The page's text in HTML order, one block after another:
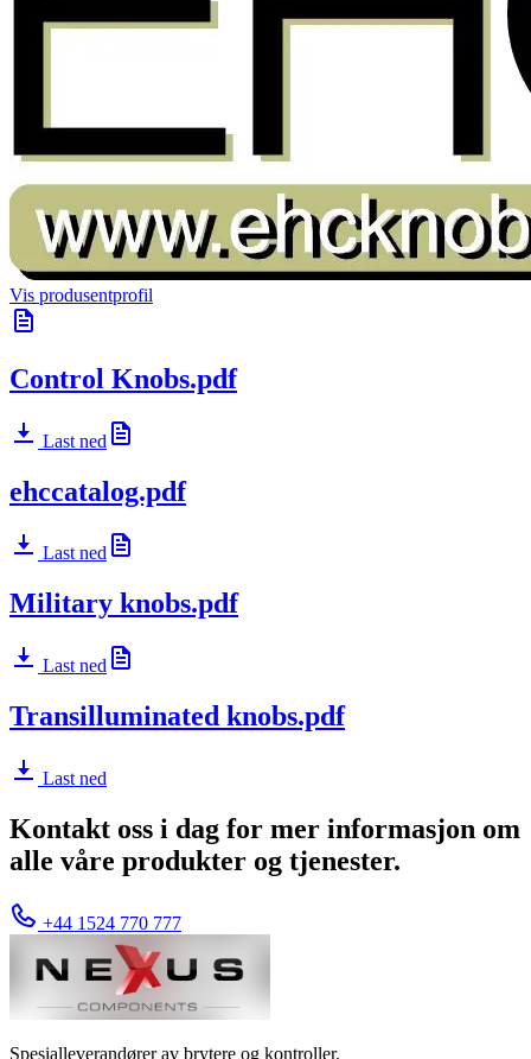
Vis produsentprofil
Control Knobs.pdf
Last ned
ehccatalog.pdf
Last ned
Military knobs.pdf
Last ned
Transilluminated knobs.pdf
Last ned
Kontakt oss i dag for mer informasjon om
alle våre produkter og tjenester.
+44 1524 770 777
Spesialleverandører av brytere og kontroller.